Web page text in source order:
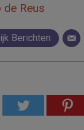
de Reus
Berichten